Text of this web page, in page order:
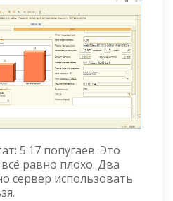
5.17 попугаев. Это
равно плохо. Два
сервер использовать